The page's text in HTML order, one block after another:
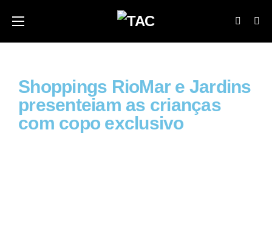
Shoppings RioMar e Jardins
presenteiam as crianças
com copo exclusivo